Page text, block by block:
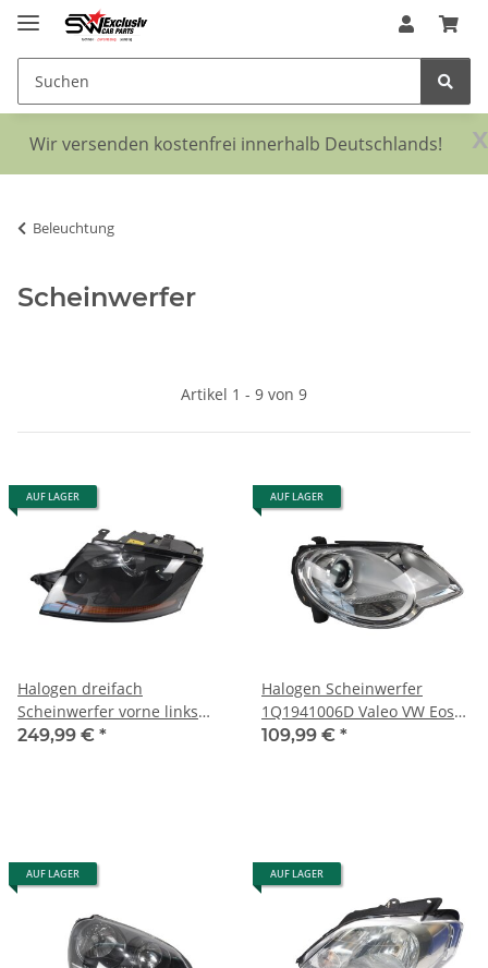
x
Wir versenden kostenfrei innerhalb Deutschlands!
Beleuchtung
Scheinwerfer
Artikel 1 - 9 von 9
AUF LAGER
Halogen dreifach
Scheinwerfer vorne links
8N0941003BE Audi TT 8N
249,99 € *
AUF LAGER
Halogen Scheinwerfer
1Q1941006D Valeo VW Eos
1F rechts Beifahrerseite
109,99 € *
AUF LAGER AUF LAGER